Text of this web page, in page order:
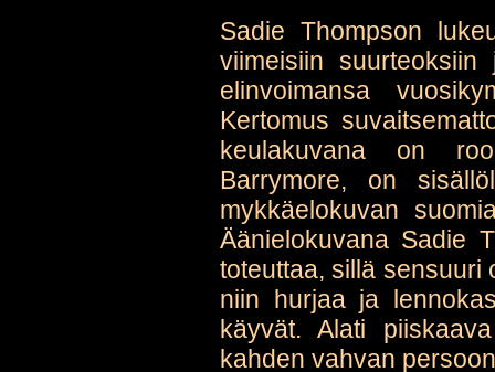
Sadie Thompson
viimeisiin
elinvoimansa
Kertomus
keulakuvana on
Barrymore, on
mykkäelokuvan
Äänielokuvana Sadie
toteuttaa, sillä sensuuri
niin hurjaa ja
käyvät. Alati
kahden vahvan